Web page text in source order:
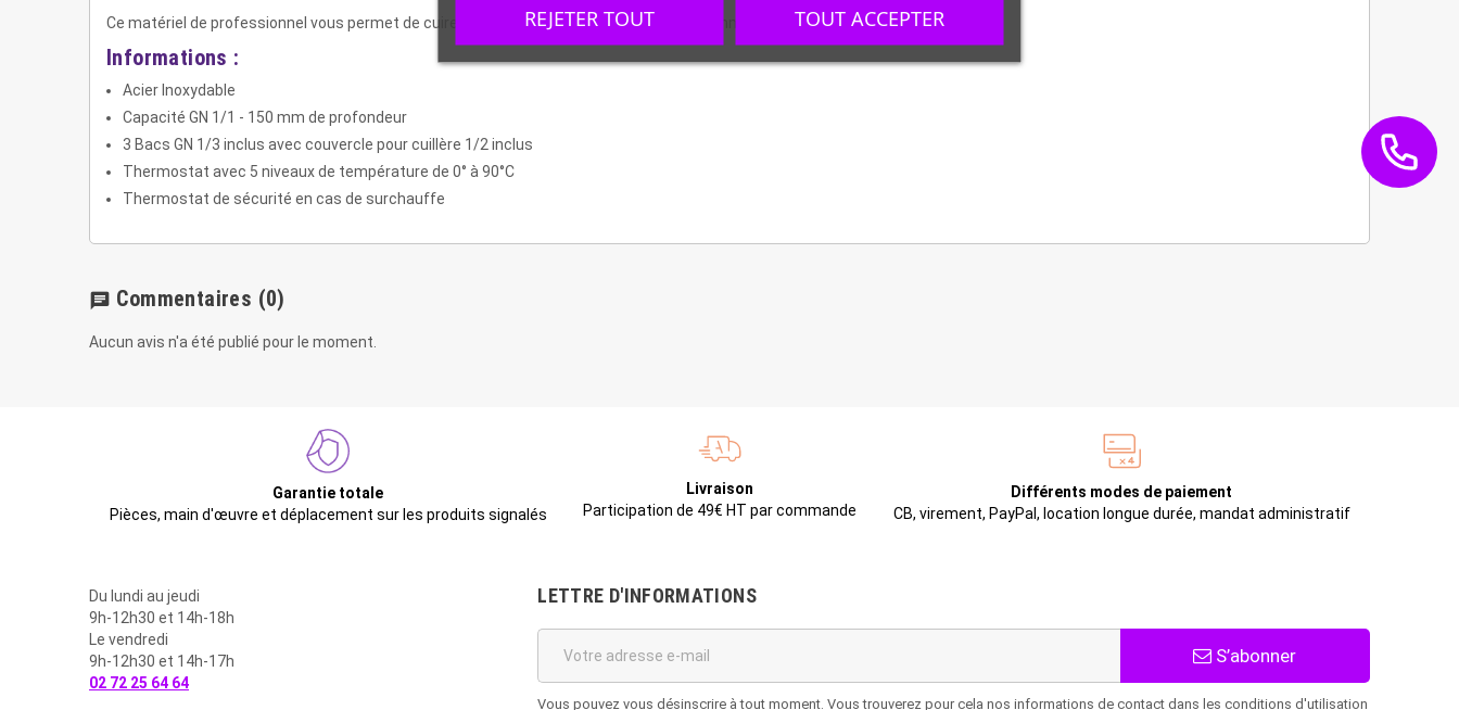
Ce matériel de professionnel vous permet de cuire doucement des produits délicats comme le poisson.
Informations :
Acier Inoxydable
Capacité GN 1/1 - 150 mm de profondeur
3 Bacs GN 1/3 inclus avec couvercle pour cuillère 1/2 inclus
Thermostat avec 5 niveaux de température de 0° à 90°C
Thermostat de sécurité en cas de surchauffe
chat Commentaires (0)
Aucun avis n'a été publié pour le moment.
Garantie totale
Pièces, main d'œuvre et déplacement sur les produits signalés
Livraison
Participation de 49€ HT par commande
Différents modes de paiement
CB, virement, PayPal, location longue durée, mandat administratif
Du lundi au jeudi
9h-12h30 et 14h-18h
Le vendredi
9h-12h30 et 14h-17h
02 72 25 64 64
LETTRE D'INFORMATIONS
S’abonner
Vous pouvez vous désinscrire à tout moment. Vous trouverez pour cela nos informations de contact dans les conditions d'utilisation
REJETER TOUT TOUT ACCEPTER